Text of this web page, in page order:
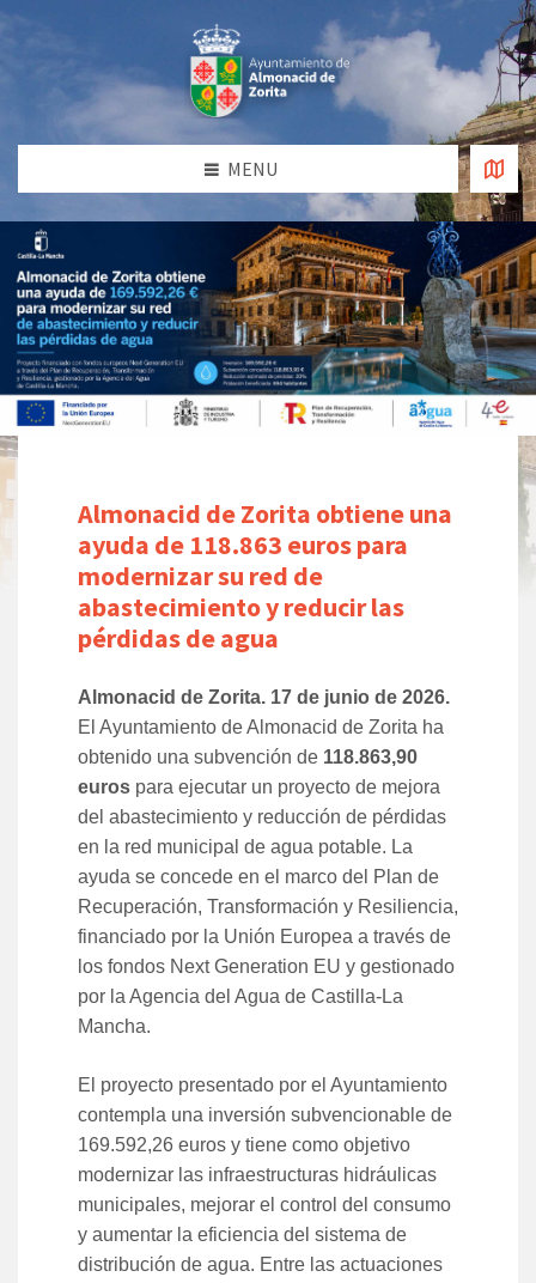
MENU
Almonacid de Zorita obtiene una
ayuda de 118.863 euros para
modernizar su red de
abastecimiento y reducir las
pérdidas de agua
Almonacid de Zorita. 17 de junio de 2026.
El Ayuntamiento de Almonacid de Zorita ha
obtenido una subvención de 118.863,90
euros para ejecutar un proyecto de mejora
del abastecimiento y reducción de pérdidas
en la red municipal de agua potable. La
ayuda se concede en el marco del Plan de
Recuperación, Transformación y Resiliencia,
financiado por la Unión Europea a través de
los fondos Next Generation EU y gestionado
por la Agencia del Agua de Castilla-La
Mancha.
El proyecto presentado por el Ayuntamiento
contempla una inversión subvencionable de
169.592,26 euros y tiene como objetivo
modernizar las infraestructuras hidráulicas
municipales, mejorar el control del consumo
y aumentar la eficiencia del sistema de
distribución de agua. Entre las actuaciones